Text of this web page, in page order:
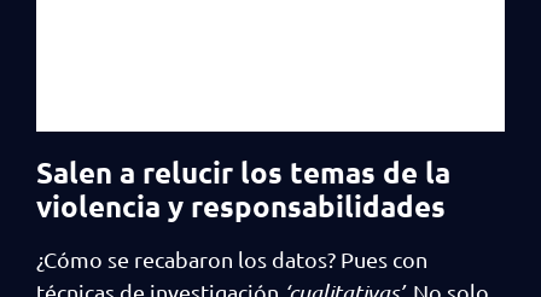
Salen a relucir los temas de la
violencia y responsabilidades
¿Cómo se recabaron los datos? Pues con
técnicas de investigación
. No solo